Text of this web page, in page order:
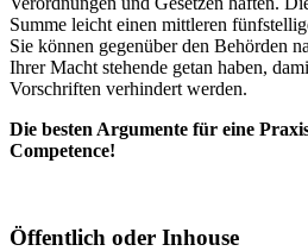
Summe leicht einen mittleren
Sie können gegenüber den Behörden
Ihrer Macht stehende getan haben,
Vorschriften verhindert werden.
Die besten Argumente für eine
Competence!
Öffentlich oder Inhouse